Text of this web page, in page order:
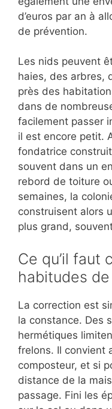
d’euros par an à
de prévention.
Les nids peuvent
haies, des arbres,
près des
dans de
facilement passer
il est encore petit.
fondatrice
souvent dans un
rebord de toiture
semaines, la
construisent alors
plus grand,
Ce qu’il faut
habitudes
La correction est
la constance. Des
hermétiques
frelons. Il convient
composteur, et si
distance de la
passage. Fini les